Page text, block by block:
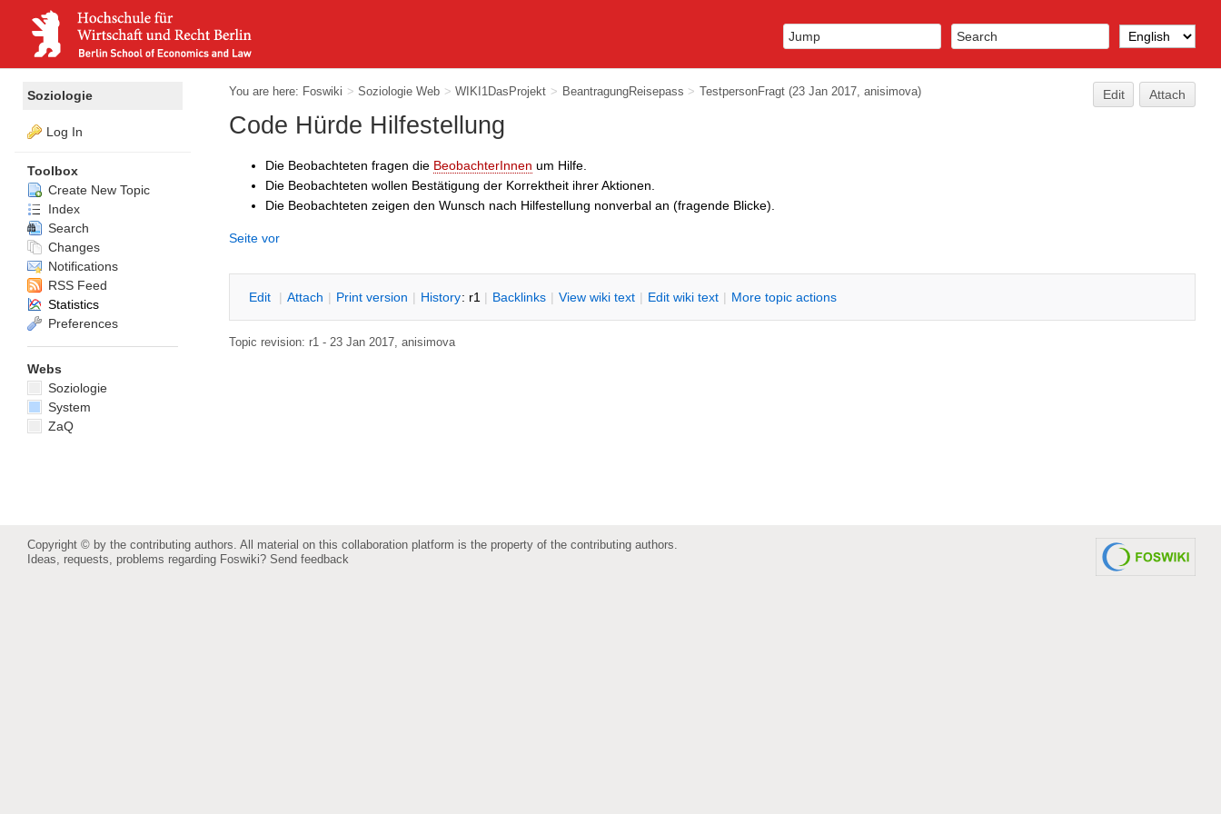
You are here: Foswiki > Soziologie Web > WIKI1DasProjekt > BeantragungReisepass > TestpersonFragt (23 Jan 2017, anisimova) Edit Attach
Code Hürde Hilfestellung
Die Beobachteten fragen die BeobachterInnen um Hilfe.
Die Beobachteten wollen Bestätigung der Korrektheit ihrer Aktionen.
Die Beobachteten zeigen den Wunsch nach Hilfestellung nonverbal an (fragende Blicke).
Seite vor
Edit | Attach | Print version | History: r1 | Backlinks | View wiki text | Edit wiki text | More topic actions
Topic revision: r1 - 23 Jan 2017, anisimova
Soziologie
Log In
Toolbox
Create New Topic
Index
Search
Changes
Notifications
RSS Feed
Statistics
Preferences
Webs
Soziologie
System
ZaQ
Copyright © by the contributing authors. All material on this collaboration platform is the property of the contributing authors.
Ideas, requests, problems regarding Foswiki? Send feedback